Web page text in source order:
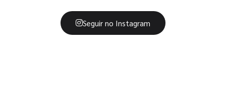
Seguir no Instagram